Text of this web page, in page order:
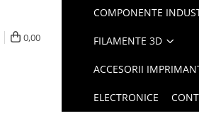
0,00
COMPONENTE
FILAMENTE 3D
ACCESORII
ELECTRONICE